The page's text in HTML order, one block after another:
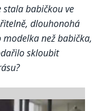
stala babičkou ve
dlouhonohá
než babička,
skloubit